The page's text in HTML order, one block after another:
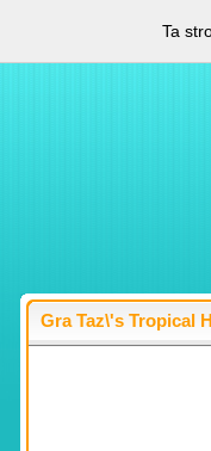
Gra Taz\'s Tropical
Ta